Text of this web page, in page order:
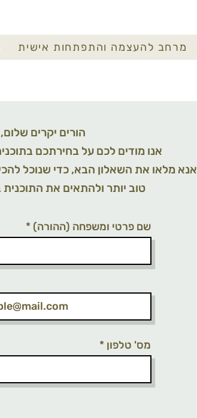
מרחב להעצמה והתפתחות אישית
,הורים יקרים שלום
!אנו מודים לכם על בחירתכם
אנא מלאו את השאלון הבא, כדי שנוכל
. טוב יותר ולהתאים את התוכנית
שם פרטי ומשפחה (ההורה)
מס' טלפון